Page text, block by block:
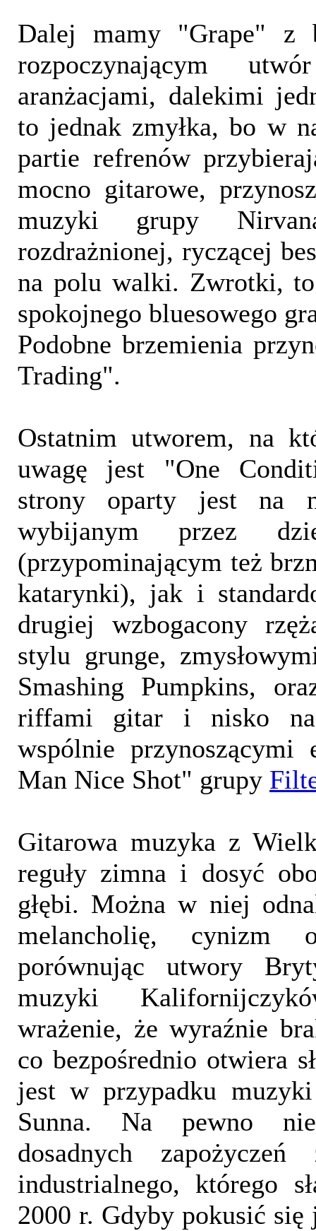
Dalej mamy "Grape" z
rozpoczynającym
aranżacjami, dalekimi
to jednak zmyłka, bo w
partie refrenów
mocno gitarowe,
muzyki grupy
rozdrażnionej, ryczącej
na polu walki. Zwrotki,
spokojnego bluesowego
Podobne brzemienia
Trading".
Ostatnim utworem, na
uwagę jest "One
strony oparty jest na
wybijanym przez
(przypominającym też
katarynki), jak i
drugiej wzbogacony
stylu grunge,
Smashing Pumpkins,
riffami gitar i nisko
wspólnie przynoszącymi
Man Nice Shot" grupy
Gitarowa muzyka z
reguły zimna i dosyć
głębi. Można w niej
melancholię, cynizm
porównując utwory
muzyki
wrażenie, że wyraźnie
co bezpośrednio otwiera
jest w przypadku
Sunna. Na pewno
dosadnych
industrialnego, którego
2000 r. Gdyby pokusić się